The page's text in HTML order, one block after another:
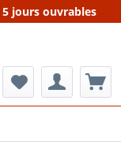
jours ouvrables